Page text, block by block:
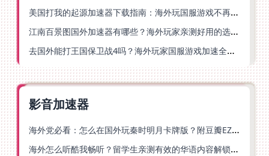
美国打我的起源加速器下载指南：海外玩国服游戏不再卡的终极方案
江南百景图国外加速器有哪些？海外玩家亲测好用的选择与避坑指南
去国外能打王国保卫战4吗？海外玩家国服游戏加速全攻略（附公主连结幻想江湖实测）
影音加速器
海外党必看：怎么在国外玩秦时明月卡牌版？附豆瓣EZCast地区限制破解法
海外怎么听酷我畅听？留学生亲测有效的华语内容解锁指南